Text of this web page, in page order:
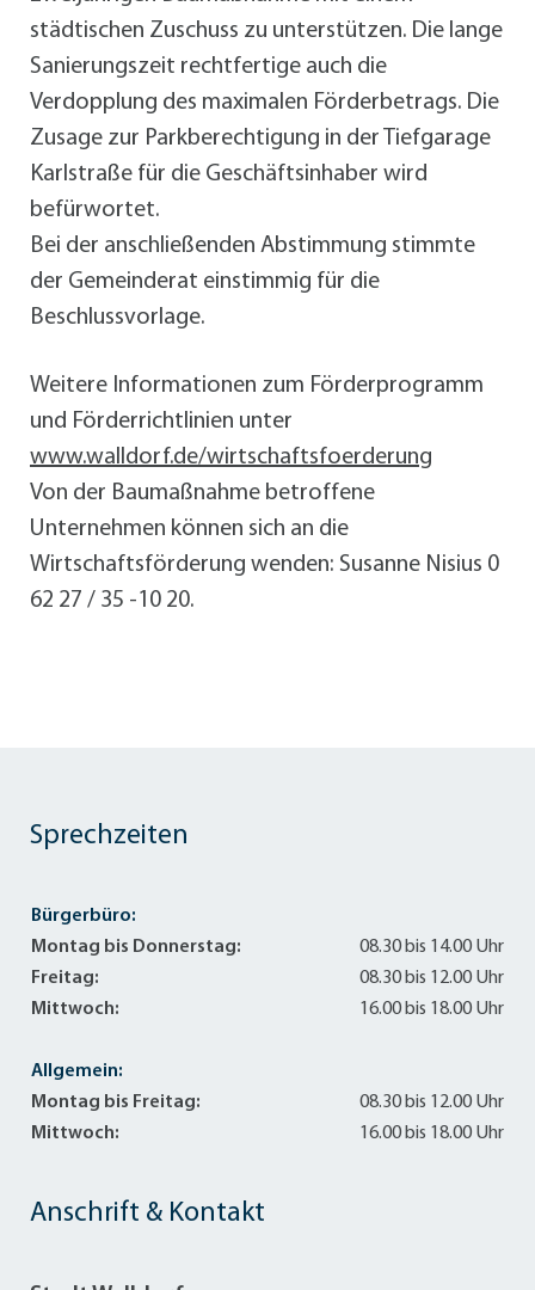
städtischen Zuschuss zu unterstützen. Die lange
Sanierungszeit rechtfertige auch die
Verdopplung des maximalen Förderbetrags. Die
Zusage zur Parkberechtigung in der Tiefgarage
Karlstraße für die Geschäftsinhaber wird
befürwortet.
Bei der anschließenden Abstimmung stimmte
der Gemeinderat einstimmig für die
Beschlussvorlage.
Weitere Informationen zum Förderprogramm
und Förderrichtlinien unter
www.walldorf.de/wirtschaftsfoerderung
Von der Baumaßnahme betroffene
Unternehmen können sich an die
Wirtschaftsförderung wenden: Susanne Nisius 0
62 27 / 35 -10 20.
Anschrift & Kontakt
Sprechzeiten
Bürgerbüro:
Montag bis Donnerstag:
08.30 bis 14.00 Uhr
Freitag:
08.30 bis 12.00 Uhr
Mittwoch:
16.00 bis 18.00 Uhr
Allgemein:
Montag bis Freitag:
08.30 bis 12.00 Uhr
Mittwoch:
16.00 bis 18.00 Uhr